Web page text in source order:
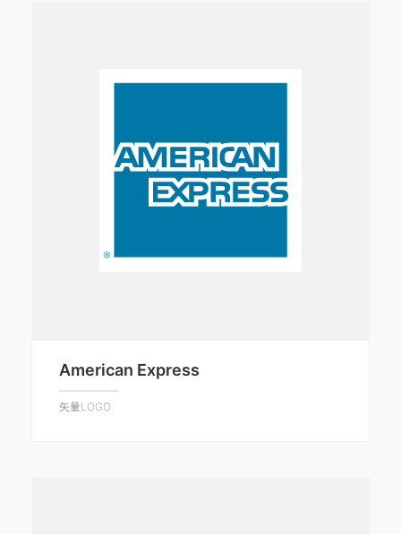
American Express
矢量LOGO